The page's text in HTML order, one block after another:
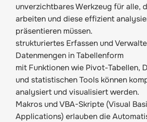
unverzichtbares Werkzeug für alle,
arbeiten und diese effizient
präsentieren müssen.
strukturiertes Erfassen und
Datenmengen in Tabellenform
mit Funktionen wie Pivot-Tabellen,
und statistischen Tools können
analysiert und visualisiert werden.
Makros und VBA-Skripte (Visual
Applications) erlauben die